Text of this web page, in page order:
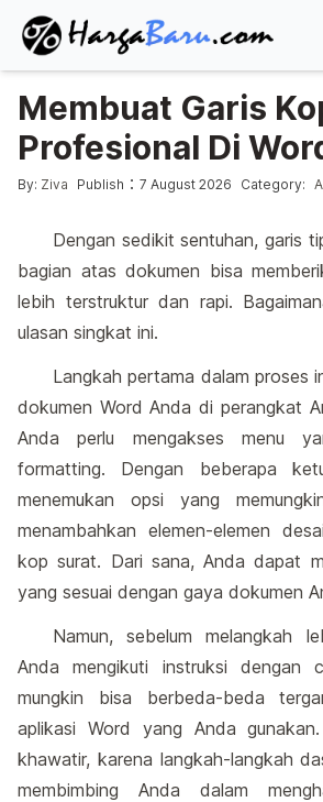
Membuat Garis
Profesional Di
Posted by
By: Ziva Publish : 7 August 2026 Posted in
Category:
Dengan sedikit sentuhan, garis
bagian atas dokumen bisa
lebih terstruktur dan rapi.
ulasan singkat ini.
Langkah pertama dalam proses
dokumen Word Anda di perangkat
Anda perlu mengakses menu
formatting. Dengan beberapa
menemukan opsi yang
menambahkan elemen-elemen
kop surat. Dari sana, Anda dapat
yang sesuai dengan gaya dokumen
Namun, sebelum melangkah
Anda mengikuti instruksi dengan
mungkin bisa berbeda-beda
aplikasi Word yang Anda
khawatir, karena langkah-langkah
membimbing Anda dalam